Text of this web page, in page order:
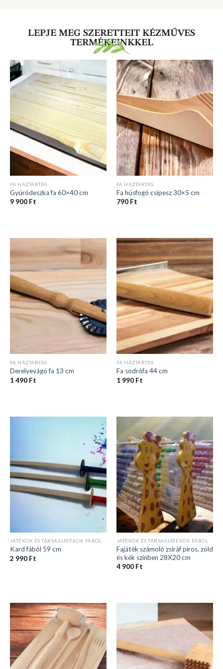
LEPJE MEG SZERETTEIT KÉZMŰVES
TERMÉKEINKKEL
FA HÁZTARTÁS
Gyúródeszka fa 60×40 cm
9 900 Ft
FA HÁZTARTÁS
Fa húsfogó csipesz 30×5 cm
790 Ft
FA HÁZTARTÁS
Derelyevágó fa 13 cm
1 490 Ft
FA HÁZTARTÁS
Fa sodrófa 44 cm
1 990 Ft
JÁTÉKOK ÉS TÁRSASJÁTÉKOK FÁBÓL
Kard fából 59 cm
2 990 Ft
JÁTÉKOK ÉS TÁRSASJÁTÉKOK FÁBÓL
Fajáték számoló zsiráf piros, zöld
és kék színben 28X20 cm
4 900 Ft